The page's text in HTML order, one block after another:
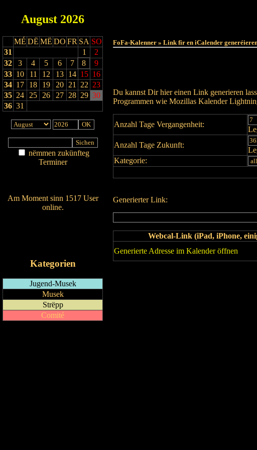
August 2026
MÉ DË MË DO FR SA SO
31
1
2
32
3 4 5 6 7 8
9
33 10 11 12 13 14 15 16
34 17 18 19 20 21 22 23
35 24 25 26 27 28 29 30
36 31
nëmmen zukünfteg
Terminer
Am Moment sinn 1517 User
online.
Kategorien
Jugend-Musek
Musek
Strëpp
Comité
FoFa-Kalenner » Link fir en iCalender
Du kannst Dir hier einen Link generieren
Programmen wie Mozillas Kalender
Anzahl Tage Vergangenheit:
Anzahl Tage Zukunft:
Kategorie:
Generierter Link:
Webcal-Link (iPad, iPhone,
Generierte Adresse im Kalender öffnen